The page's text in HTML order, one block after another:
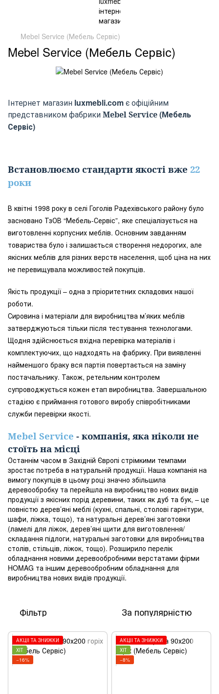
Mebel Service (Мебель Сервіс)
Mebel Service (Мебель Сервіс)
Інтернет магазин luxmebli.comє офіційним
представником фабрикиMebel Service(Мебель
Сервіс)
Встановлюємо стандарти якості вже 22
роки
В квітні 1998 року в селі Гоголів Радехівського району було
засновано ТзОВ “Мебель-Сервіс”, яке спеціалізується на
виготовленні корпусних меблів. Основним завданням
товариства було і залишається створення недорогих, але
якісних меблів для різних верств населення, щоб ціна на них
не перевищувала можливостей покупців.
Якість продукції – одна з пріоритетних складових нашої
роботи.
Сировина і матеріали для виробництва м’яких меблів
затверджуються тільки після тестування технологами.
Щодня здійснюється вхідна перевірка матеріалів і
комплектуючих, що надходять на фабрику. При виявленні
найменшого браку вся партія повертається на заміну
постачальнику. Також, ретельним контролем
супроводжується кожен етап виробництва. Завершальною
стадією є приймання готового виробу співробітниками
служби перевірки якості.
Mebel Service - компанія, яка ніколи не
стоїть на місці
Останнім часом в Західній Європі стрімкими темпами
зростає потреба в натуральній продукції. Наша компанія на
вимогу покупців в цьому році значно збільшила
деревообробку та перейшла на виробництво нових видів
продукції з якісних порід деревини, таких як дуб та бук, – це
повністю дерев’яні меблі (кухні, спальні, столові гарнітури,
шафи, ліжка, тощо), та натуральні дерев’яні заготовки
(ламелі для ліжок, дерев’яні щити для виготовлення/
складання підлоги, натуральні заготовки для виробництва
столів, стільців, ліжок, тощо). Розширило перелік
обладнання новими деревообробними верстатами фірми
HOMAG та іншим деревообробним обладнання для
виробництва нових видів продукції.
Фільтр За популярністю
АКЦІЇ ТА ЗНИЖКИ
ХІТ
−16%
АКЦІЇ ТА ЗНИЖКИ
ХІТ
−8%